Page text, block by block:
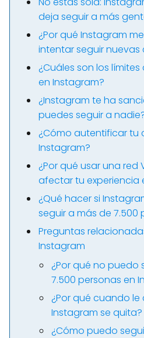
deja seguir a más
¿Por qué Instagram
intentar seguir nuevas
¿Cuáles son los
en Instagram?
¿Instagram te ha
puedes seguir a
¿Cómo autentificar tu
Instagram?
¿Por qué usar una red
afectar tu experiencia
¿Qué hacer si
seguir a más de 7.500
Preguntas
Instagram
¿Por qué no puedo
7.500 personas en
¿Por qué cuando le
Instagram se quita?
¿Cómo puedo